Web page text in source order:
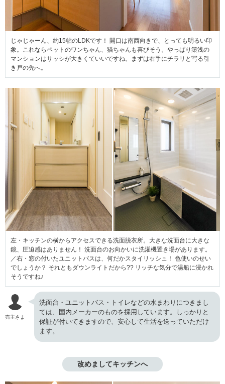
じゃじゃーん、約15帖のLDKです！ 開口は南西向きで、とっても明るい印
象。これならペットのワンちゃん、猫ちゃんも喜びそう。やっぱり築浅の
マンションはサッシが大きくていいですね。まずは右手にチラリと写る引
き戸の先へ。
左・キッチンの横からアクセスできる洗面脱衣所。大きな洗面台に大きな
鏡、圧迫感はありません！ 洗面台のお向かいに洗濯機置き場があります。
／右・窓の付いたユニットバスは、何だかスタイリッシュ！ 色使いのせい
でしょうか？ それともダウンライトだから?? リッチな気分で湯船に浸かれ
そうですね♪
売主さま
洗面台・ユニットバス・トイレなどの水まわりにつきまし
ては、国内メーカーのものを採用しています。しっかりと
保証が付いてきますので、安心して生活を送っていただけ
ます。
改めましてキッチンへ